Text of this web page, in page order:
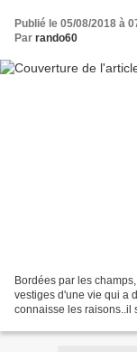
Publié le 05/08/2018 à
Par rando60
Bordées par les
vestiges d'une vie qui a
connaisse les raisons..il